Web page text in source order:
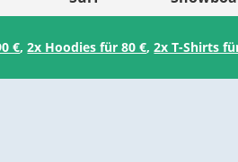
€,2x Hoodies für 80 €,2x T-Shirts